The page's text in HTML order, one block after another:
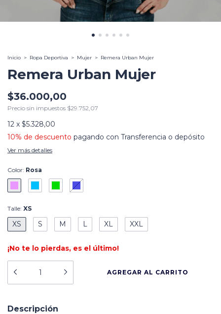
Inicio > Ropa Deportiva > Mujer > Remera Urban Mujer
Remera Urban Mujer
$36.000,00
Precio sin impuestos $29.752,07
12 x $5.328,00
10% de descuento pagando con Transferencia o depósito
Ver más detalles
Color: Rosa
Talle: XS
XS S M L XL XXL
¡No te lo pierdas, es el último!
Descripción